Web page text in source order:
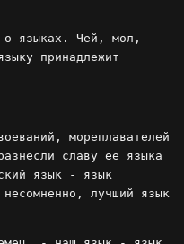
о языках. Чей, мол,
принадлежит
мореплавателей
славу её языка
язык - язык
лучший язык